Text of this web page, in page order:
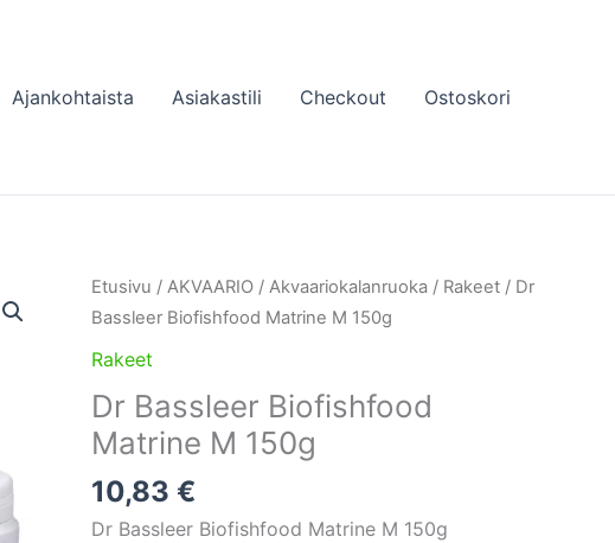
Ajankohtaista Asiakastili Checkout Ostoskori
Etusivu / AKVAARIO/ Akvaariokalanruoka / Rakeet/ Dr
Bassleer Biofishfood Matrine M 150g
Rakeet
Dr Bassleer Biofishfood
Matrine M 150g
10,83 €
Dr Bassleer Biofishfood Matrine M 150g